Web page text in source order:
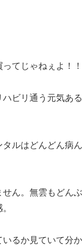
てじゃねぇよ！！
ビリ通う元気あ
ルはどんどん病
ん。無雲もどん
るか見ていて分